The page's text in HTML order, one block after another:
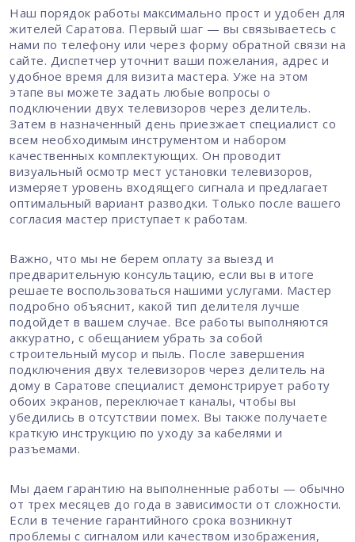
Наш порядок работы максимально прост и удобен для
жителей Саратова. Первый шаг — вы связываетесь с
нами по телефону или через форму обратной связи на
сайте. Диспетчер уточнит ваши пожелания, адрес и
удобное время для визита мастера. Уже на этом
этапе вы можете задать любые вопросы о
подключении двух телевизоров через делитель.
Затем в назначенный день приезжает специалист со
всем необходимым инструментом и набором
качественных комплектующих. Он проводит
визуальный осмотр мест установки телевизоров,
измеряет уровень входящего сигнала и предлагает
оптимальный вариант разводки. Только после вашего
согласия мастер приступает к работам.
Важно, что мы не берем оплату за выезд и
предварительную консультацию, если вы в итоге
решаете воспользоваться нашими услугами. Мастер
подробно объяснит, какой тип делителя лучше
подойдет в вашем случае. Все работы выполняются
аккуратно, с обещанием убрать за собой
строительный мусор и пыль. После завершения
подключения двух телевизоров через делитель на
дому в Саратове специалист демонстрирует работу
обоих экранов, переключает каналы, чтобы вы
убедились в отсутствии помех. Вы также получаете
краткую инструкцию по уходу за кабелями и
разъемами.
Мы даем гарантию на выполненные работы — обычно
от трех месяцев до года в зависимости от сложности.
Если в течение гарантийного срока возникнут
проблемы с сигналом или качеством изображения,